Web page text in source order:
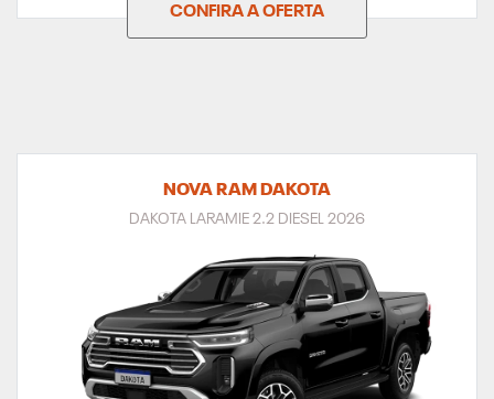
CONFIRA A OFERTA
NOVA RAM DAKOTA
DAKOTA LARAMIE 2.2 DIESEL 2026